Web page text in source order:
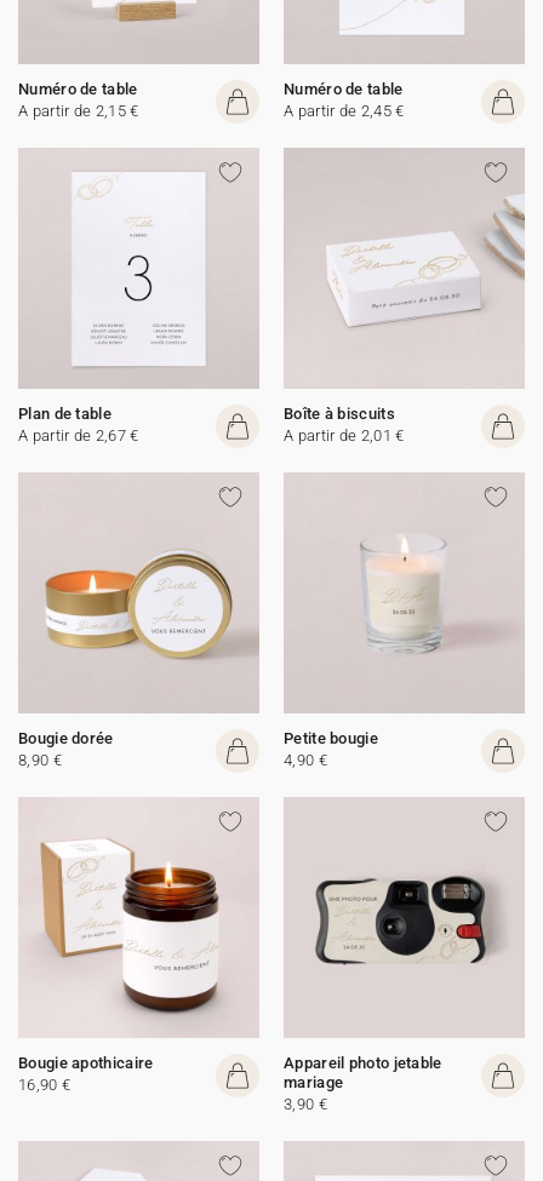
Numéro de table
A partir de 2,15 €
Numéro de table
A partir de 2,45 €
Plan de table
A partir de 2,67 €
Boîte à biscuits
A partir de 2,01 €
Bougie dorée
8,90 €
Petite bougie
4,90 €
Bougie apothicaire
16,90 €
Appareil photo jetable
mariage
3,90 €